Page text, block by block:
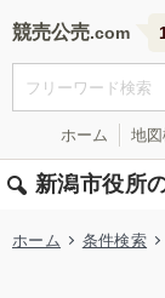
競売公売
ホーム 地
新潟市役所
ホーム 条件検索